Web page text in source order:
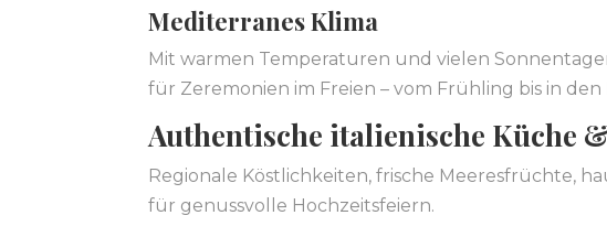
Mediterranes Klima
Mit warmen Temperaturen und vielen
für Zeremonien im Freien – vom Frühling bis in den
Authentische italienische Küche
Regionale Köstlichkeiten, frische Meeresfrüchte,
für genussvolle Hochzeitsfeiern.